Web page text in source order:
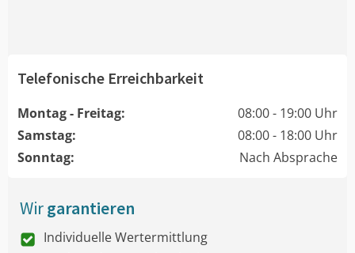
Telefonische Erreichbarkeit
Montag - Freitag:
08:00 - 19:00 Uhr
Samstag:
08:00 - 18:00 Uhr
Sonntag:
Nach Absprache
Wirgarantieren
Individuelle Wertermittlung